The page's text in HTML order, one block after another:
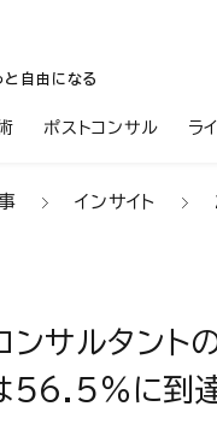
と自由になる
ポストコンサル ラ
インサイト
サルタン
％に到達